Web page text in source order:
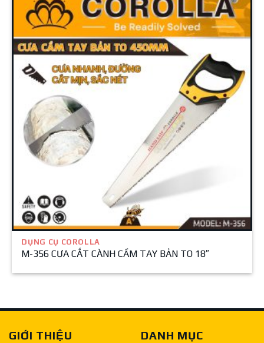
DỤNG CỤ COROLLA
M-356 CƯA CẮT CÀNH CẦM TAY BẢN TO 18″
GIỚI THIỆU DANH MỤC